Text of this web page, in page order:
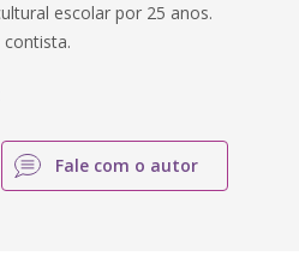
escolar por 25 anos.
Fale com o autor